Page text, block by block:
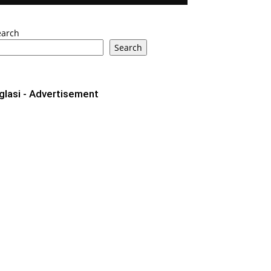
Search
- Advertisement